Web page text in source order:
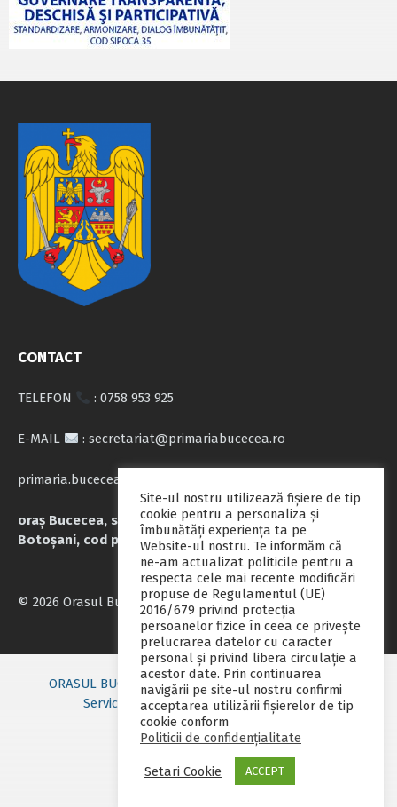
CONTACT
TELEFON : 0758 953 925
E-MAIL : secretariat@primariabucecea.ro
primaria.bucecea@yahoo.com
oraș Bucecea, str. Calea Națională nr.71, județul
Botoșani, cod poștal 717045
© 2026 Orasul Bucecea
ORASUL BUCECEA Primarie nou
Consiliul local
Servicii publice
Contact
Fii pregatit
Monitorul oficial local
Site-ul nostru utilizează fişiere de tip
cookie pentru a personaliza și
îmbunătăți experiența ta pe
Website-ul nostru. Te informăm că
ne-am actualizat politicile pentru a
respecta cele mai recente modificări
propuse de Regulamentul (UE)
2016/679 privind protecția
persoanelor fizice în ceea ce privește
prelucrarea datelor cu caracter
personal și privind libera circulație a
acestor date. Prin continuarea
navigării pe site-ul nostru confirmi
acceptarea utilizării fişierelor de tip
cookie conform
Politicii de confidențialitate
Setari Cookie ACCEPT